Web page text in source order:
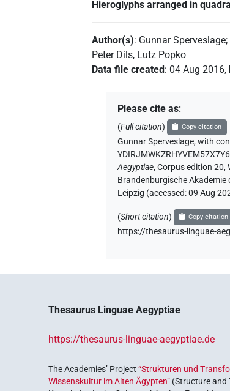
Hieroglyphs arranged in
Author(s): Gunnar Sperveslage;
Peter Dils, Lutz Popko
Data file created : 04 Aug 2016,
Please cite as:
(Full citation) Copy citation
Gunnar Sperveslage,with
Aegyptiae,Corpus edition 20,
Brandenburgische Akademie
Leipzig (accessed:09 Aug
(Short citation) Copy citation
https://thesaurus-linguae-
Thesaurus Linguae Aegyptiae
https://thesaurus-linguae-aegyptiae.de
The Academies’ Project“Strukturen und
Wissenskultur im Alten Ägypten” (Structure and